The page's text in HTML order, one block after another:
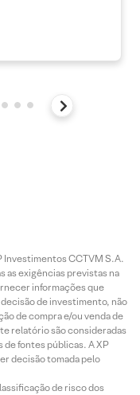
Investimentos CCTVM S.A.
as exigências previstas na
informações que
de investimento, não
de compra e/ou venda de
relatório são consideradas
de fontes públicas. A XP
decisão tomada pelo
de risco dos